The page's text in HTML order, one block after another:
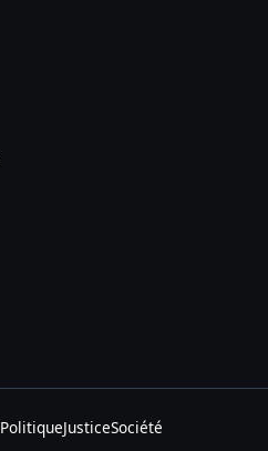
PolitiqueJusticeSociété